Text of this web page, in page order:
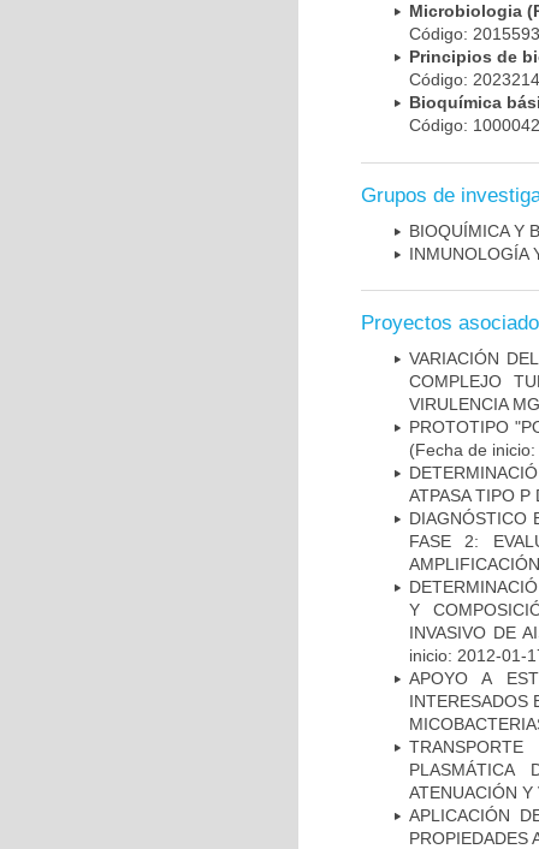
Microbiologia
Código:
Principios de
Código:
Bioquímica
Código:
Grupos de
BIOQUÍMICA Y
INMUNOLOGÍA
Proyectos
VARIACIÓN
COMPLEJO
VIRULENCIA
PROTOTIPO
(Fecha de
ATPASA TIPO
DIAGNÓSTICO
FASE 2:
Y
INVASIVO DE
inicio: 2012-01-
APOYO A
INTERESADOS
PLASMÁTICA
ATENUACIÓN Y
APLICACIÓN
PROPIEDADES